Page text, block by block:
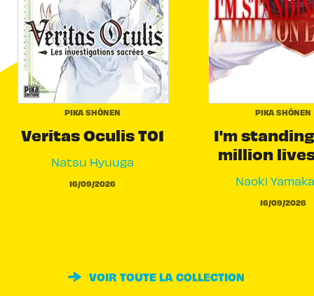
PIKA SHÔNEN
Veritas Oculis T01
Natsu Hyuuga
16/09/2026
PIKA SHÔNEN
I'm
million
Naoki
16/09/2026
VOIR TOUTE LA COLLECTION